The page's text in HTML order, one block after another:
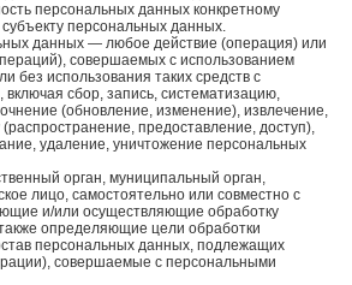
персональных данных конкретному
персональных данных.
данных — любое действие (операция) или
совершаемых с использованием
без использования таких средств с
сбор, запись, систематизацию,
(обновление, изменение), извлечение,
предоставление, доступ),
удаление, уничтожение персональных
орган, муниципальный орган,
лицо, самостоятельно или совместно с
и/или осуществляющие обработку
определяющие цели обработки
персональных данных, подлежащих
совершаемые с персональными